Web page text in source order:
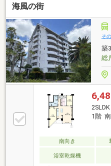
海風の街
そ
築
総
1階 南
南向き
浴室乾燥機